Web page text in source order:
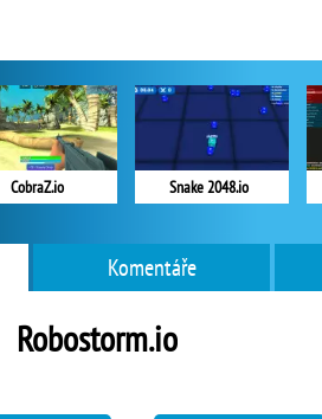
CobraZ.io Snake 2048.io
Komentáře
Robostorm.io